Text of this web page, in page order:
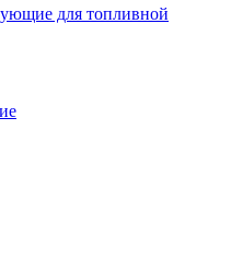
для топливной